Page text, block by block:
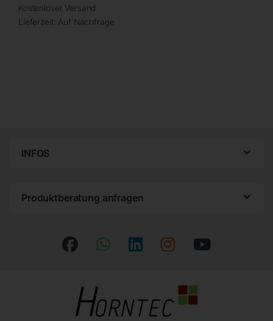
Kostenloser Versand
Lieferzeit: Auf Nachfrage
INFOS
Produktberatung anfragen